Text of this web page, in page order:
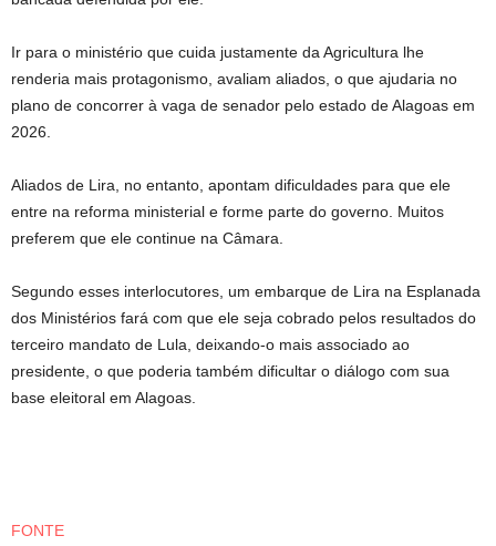
Ir para o ministério que cuida justamente da Agricultura lhe
renderia mais protagonismo, avaliam aliados, o que ajudaria no
plano de concorrer à vaga de senador pelo estado de Alagoas em
2026.
Aliados de Lira, no entanto, apontam dificuldades para que ele
entre na reforma ministerial e forme parte do governo. Muitos
preferem que ele continue na Câmara.
Segundo esses interlocutores, um embarque de Lira na Esplanada
dos Ministérios fará com que ele seja cobrado pelos resultados do
terceiro mandato de Lula, deixando-o mais associado ao
presidente, o que poderia também dificultar o diálogo com sua
base eleitoral em Alagoas.
FONTE